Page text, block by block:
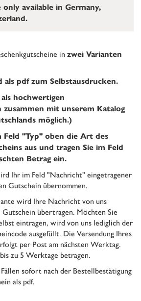
available in Germany,
in zwei Varianten
als pdf zum Selbstausdrucken.
hochwertigen
zusammen mit unserem Katalog
möglich.)
Feld "Typ" oben die Art des
aus und tragen Sie im Feld
Betrag ein.
Ihr im Feld "Nachricht" eingetragener
Gutschein übernommen.
wird Ihre Nachricht von uns
Gutschein übertragen. Möchten Sie
eintragen, wird von uns lediglich der
ausgefüllt. Die Versendung Ihres
per Post am nächsten Werktag.
zu 5 Werktage betragen.
sofort nach der Bestellbestätigung
als pdf.